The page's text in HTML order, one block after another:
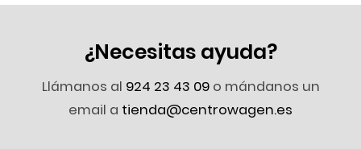
¿Necesitas ayuda?
Llámanos al 924 23 43 09o mándanos un
email a tienda@centrowagen.es